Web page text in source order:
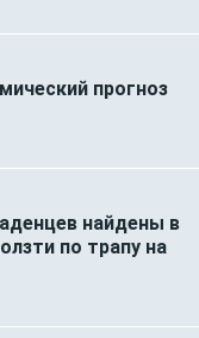
прогноз
найдены в
по трапу на